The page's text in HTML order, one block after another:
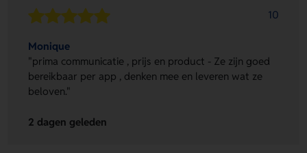
10
Monique
"prima communicatie , prijs en product - Ze zijn goed
bereikbaar per app , denken mee en leveren wat ze
beloven."
2 dagen geleden